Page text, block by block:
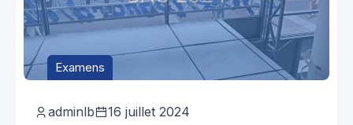
Examens
adminlb 16 juillet 2024